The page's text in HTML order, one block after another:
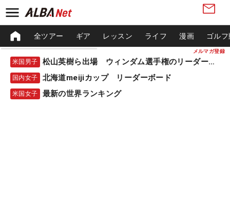
メルマガ登録
全ツアー ギア レッスン ライフ 漫画 ゴル
米国男子 松山英樹ら出場 ウィンダム選手権のリーダーボード
国内女子 北海道meijiカップ リーダーボード
米国女子 最新の世界ランキング